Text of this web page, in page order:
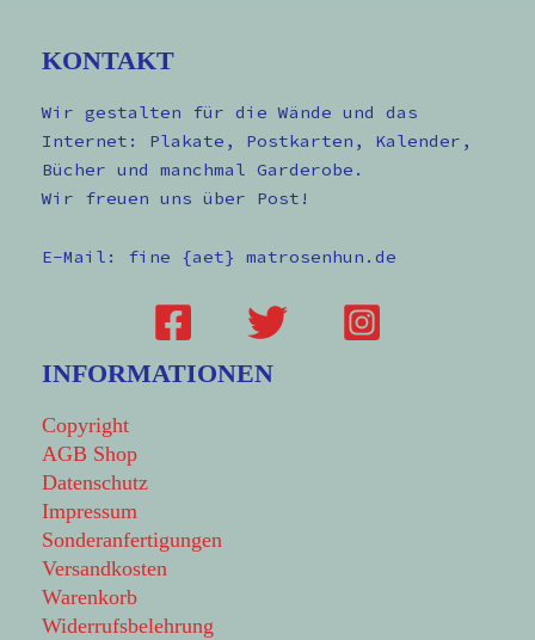
KONTAKT
Wir gestalten für die Wände und das
Internet: Plakate, Postkarten, Kalender,
Bücher und manchmal Garderobe.
Wir freuen uns über Post!
E-Mail: fine {aet} matrosenhun.de
INFORMATIONEN
Copyright
AGB Shop
Datenschutz
Impressum
Sonderanfertigungen
Versandkosten
Warenkorb
Widerrufsbelehrung